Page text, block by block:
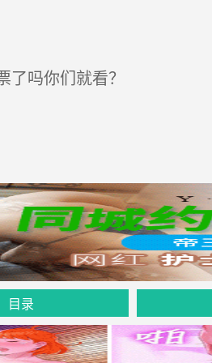
吗你们就看？
目录